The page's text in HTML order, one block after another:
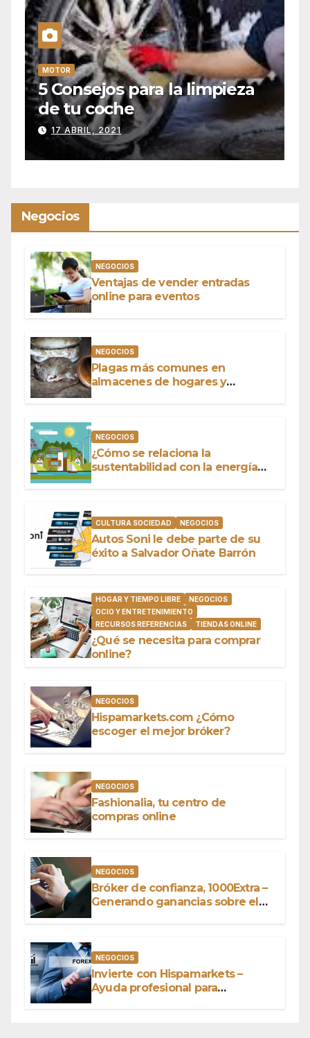
MOTOR
Alquiler de retroexcavadora
con operador
9 SEPTIEMBRE, 2020
Negocios
NEGOCIOS
Ventajas de vender entradas
online para eventos
NEGOCIOS
Plagas más comunes en
almacenes de hogares y
NEGOCIOS
¿Cómo se relaciona la
sustentabilidad con la energía
CULTURA SOCIEDAD NEGOCIOS
Autos Soni le debe parte de su
éxito a Salvador Oñate Barrón
HOGAR Y TIEMPO LIBRE
NEGOCIOS
OCIO Y ENTRETENIMIENTO
RECURSOS REFERENCIAS
TIENDAS ONLINE
¿Qué se necesita para comprar
online?
NEGOCIOS
Hispamarkets.com ¿Cómo
escoger el mejor bróker?
NEGOCIOS
Fashionalia, tu centro de
compras online
NEGOCIOS
Bróker de confianza, 1000Extra –
Generando ganancias sobre el
NEGOCIOS
Invierte con Hispamarkets –
Ayuda profesional para